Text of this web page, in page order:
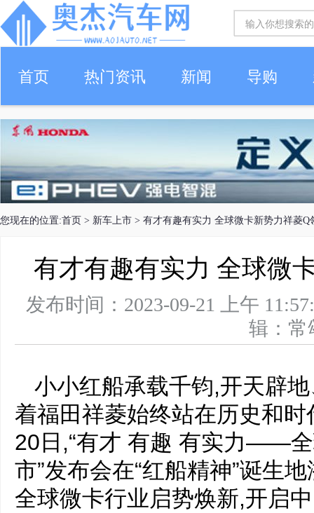
首页 热门资讯 新闻 导购
您现在的位置:首页 > 新车上市 > 有才有趣有实力 全球微卡新势力祥菱Q
有才有趣有实力 全球微
发布时间：2023-09-21 上午
辑：
小小红船承载千钧,开天辟
着福田祥菱始终站在历史和
20日,“有才 有趣 有实力——
市”发布会在“红船精神”诞生
全球微卡行业启势焕新,开启